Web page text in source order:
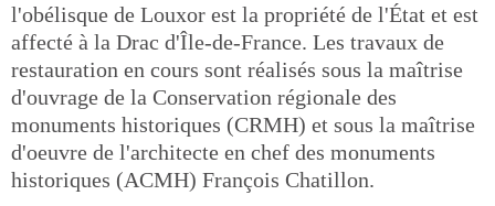
l'obélisque de Louxor est la propriété de l'État et est
affecté à la Drac d'Île-de-France. Les travaux de
restauration en cours sont réalisés sous la maîtrise
d'ouvrage de la Conservation régionale des
monuments historiques (CRMH) et sous la maîtrise
d'oeuvre de l'architecte en chef des monuments
historiques (ACMH) François Chatillon.